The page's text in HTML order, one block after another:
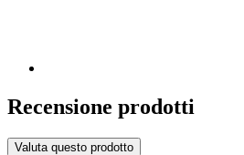
Recensione prodotti
Valuta questo prodotto